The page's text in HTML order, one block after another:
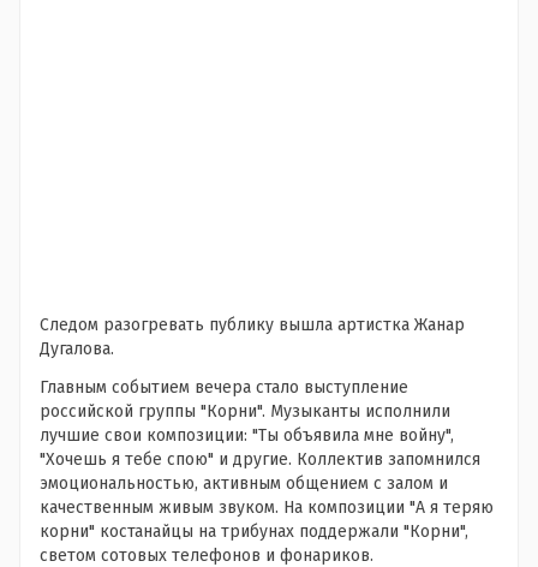
Следом разогревать публику вышла артистка Жанар
Дугалова.
Главным событием вечера стало выступление
российской группы "Корни". Музыканты исполнили
лучшие свои композиции: "Ты объявила мне войну",
"Хочешь я тебе спою" и другие. Коллектив запомнился
эмоциональностью, активным общением с залом и
качественным живым звуком. На композиции "А я теряю
корни" костанайцы на трибунах поддержали "Корни",
светом сотовых телефонов и фонариков.